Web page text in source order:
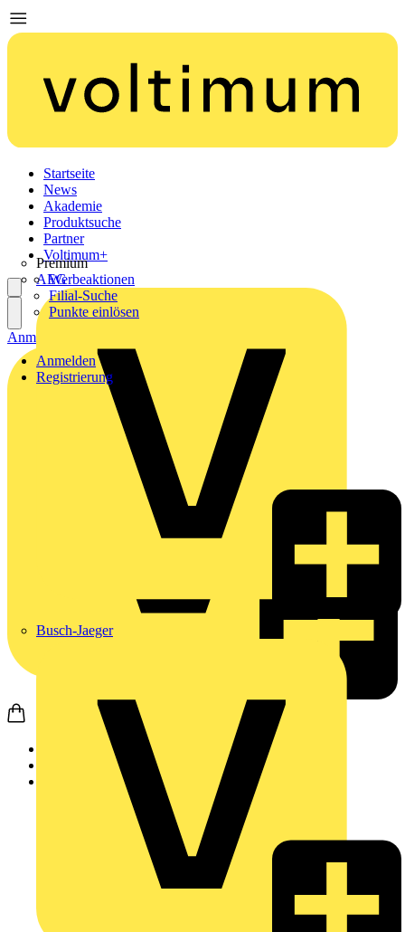
Startseite
News
Akademie
Produktsuche
Partner
Premium
AEG
Busch-Jaeger
Voltimum+
Werbeaktionen
Filial-Suche
Punkte einlösen
Anmelden
Registrierung
Anmelden